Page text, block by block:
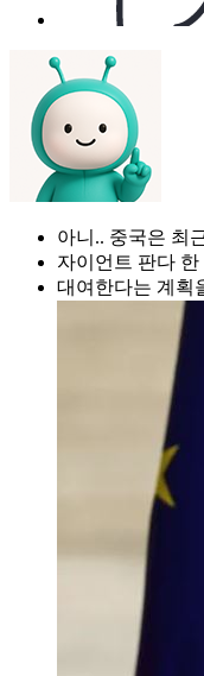
아니.. 중국은 최
자이언트 판다 한
대여한다는 계획